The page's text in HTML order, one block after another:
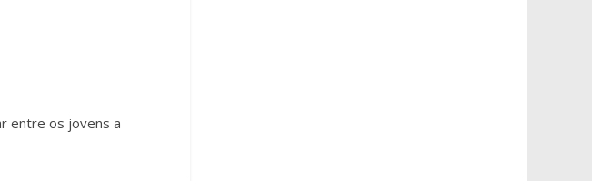
entre os jovens a